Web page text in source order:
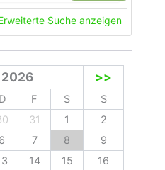
Suche anzeigen
2026 >>
D F S
S
31 1
2
6 7 8
9
14 15
16